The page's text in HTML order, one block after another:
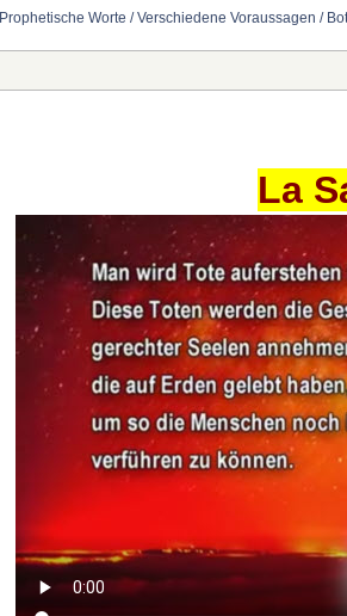
Prophetische Worte / Verschiedene Voraussagen /
La